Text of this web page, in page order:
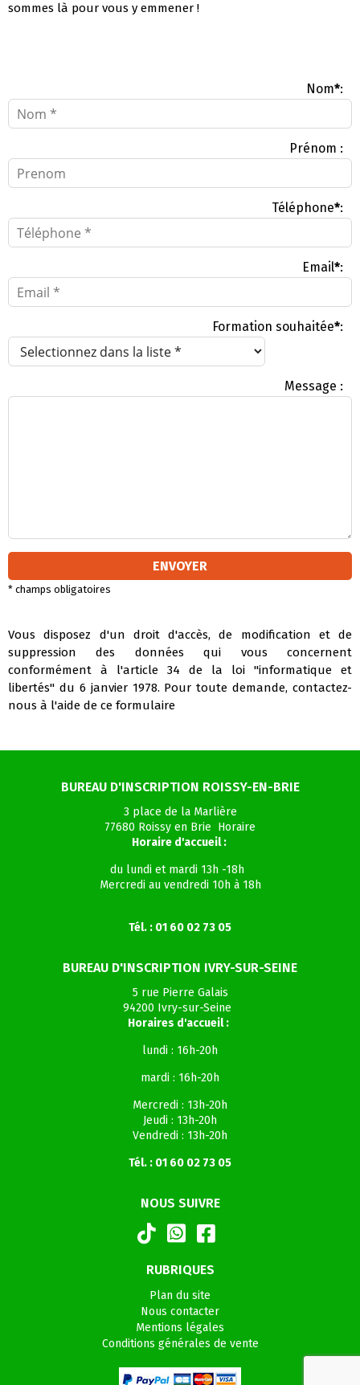
sommes là pour vous y emmener !
Nom*:
Prénom :
Téléphone*:
Email*:
Formation souhaitée*:
Message :
* champs obligatoires
Vous disposez d'un droit d'accès, de modification et de
suppression des données qui vous concernent
conformément à l'article 34 de la loi "informatique et
libertés" du 6 janvier 1978. Pour toute demande, contactez-
nous à l'aide de ce formulaire
BUREAU D'INSCRIPTION ROISSY-EN-BRIE
3 place de la Marlière
77680 Roissy en Brie Horaire
Horaire d'accueil :
du lundi et mardi 13h -18h
Mercredi au vendredi 10h à 18h
Tél. : 01 60 02 73 05
BUREAU D'INSCRIPTION IVRY-SUR-SEINE
5 rue Pierre Galais
94200 Ivry-sur-Seine
Horaires d'accueil :
lundi : 16h-20h
mardi : 16h-20h
Mercredi : 13h-20h
Jeudi : 13h-20h
Vendredi : 13h-20h
Tél. : 01 60 02 73 05
NOUS SUIVRE
RUBRIQUES
Plan du site
Nous contacter
Mentions légales
Conditions générales de vente